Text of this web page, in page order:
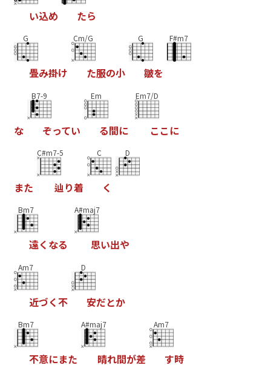
い込め たら
G
畳み掛け
Cm/G
た服の小
G
皺を
F#m7
な
B7-9
ぞってい
Em
る間に
Em7/D
こ こ に
また
C#m7-5
辿り着
C
く
D
Bm7
遠く なる
A#maj7
思い出や
Am7
近づく不
D
安だとか
Bm7
不意にまた
A#maj7
晴れ間が差
Am7
す時